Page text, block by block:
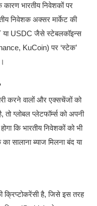
कारण भारतीय निवेशकों पर
निवेशक अक्सर मार्केट की
या USDC जैसे स्टेबलकॉइन्स
KuCoin) पर ‘स्टेक’
करने वालों और एक्सचेंजों को
तो ग्लोबल प्लेटफॉर्म्स को अपनी
कि भारतीय निवेशकों को भी
सालाना ब्याज मिलना बंद या
है, जिसे इस तरह